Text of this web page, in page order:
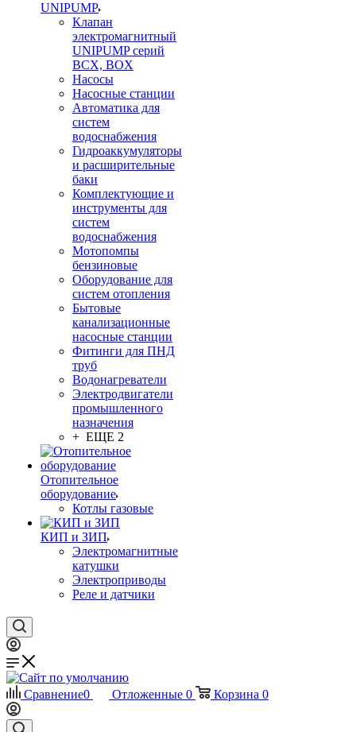
UNIPUMP
Клапан
электромагнитный
UNIPUMP серий
BCX, BOX
Насосы
Насосные станции
Автоматика для
систем
водоснабжения
Гидроаккумуляторы
и расширительные
баки
Комплектующие и
инструменты для
систем
водоснабжения
Мотопомпы
бензиновые
Оборудование для
систем отопления
Бытовые
канализационные
насосные станции
Фитинги для ПНД
труб
Водонагреватели
Электродвигатели
промышленного
назначения
+ ЕЩЕ 2
Отопительное
оборудование
Котлы газовые
КИП и ЗИП
Электромагнитные
катушки
Электроприводы
Реле и датчики
Сравнение0 Отложенные 0 Корзина 0